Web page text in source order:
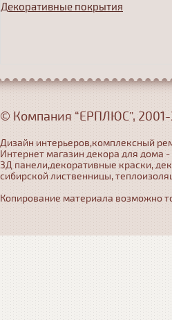
Декоративные покрытия
© Компания “ЕРПЛЮС”,
Дизайн интерьеров,комплексный
Интернет магазин декора для дома
3Д панели,декоративные краски,
сибирской лиственницы,
Копирование материала возможно